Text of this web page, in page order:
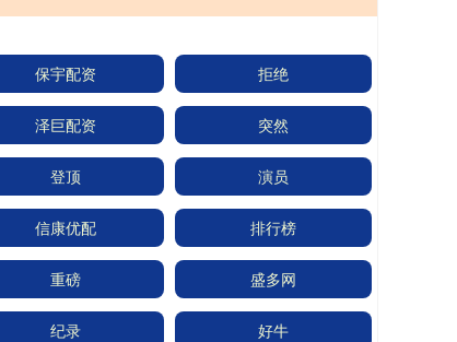
保宇配资 拒绝
泽巨配资 突然
登顶 演员
信康优配 排行榜
重磅 盛多网
纪录 好牛